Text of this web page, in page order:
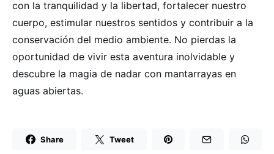
con la tranquilidad y la libertad, fortalecer nuestro
cuerpo, estimular nuestros sentidos y contribuir a la
conservación del medio ambiente. No pierdas la
oportunidad de vivir esta aventura inolvidable y
descubre la magia de nadar con mantarrayas en
aguas abiertas.
Share Tweet